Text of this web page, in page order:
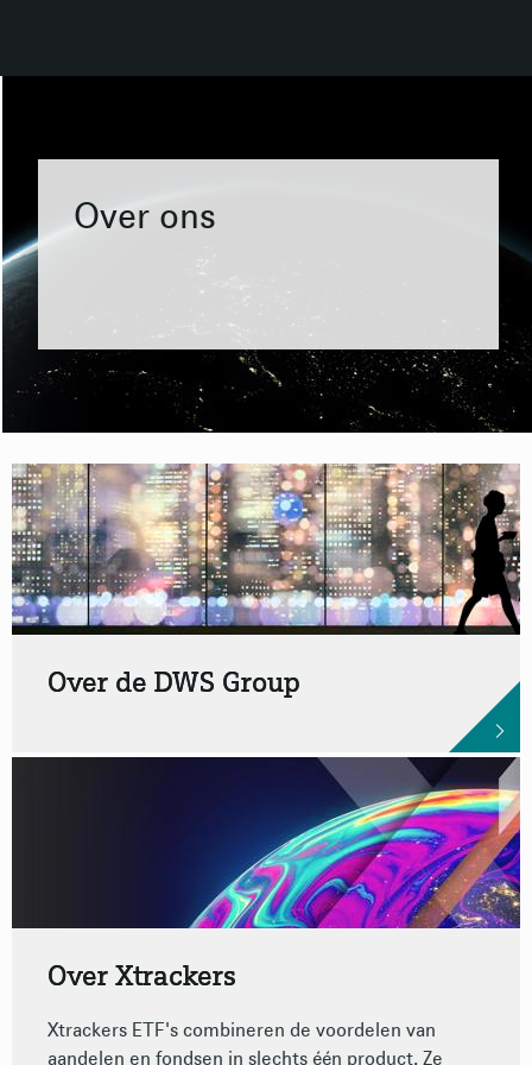
Over ons
Over de DWS Group
Over Xtrackers
Xtrackers ETF's combineren de voordelen van
aandelen en fondsen in slechts één product. Ze